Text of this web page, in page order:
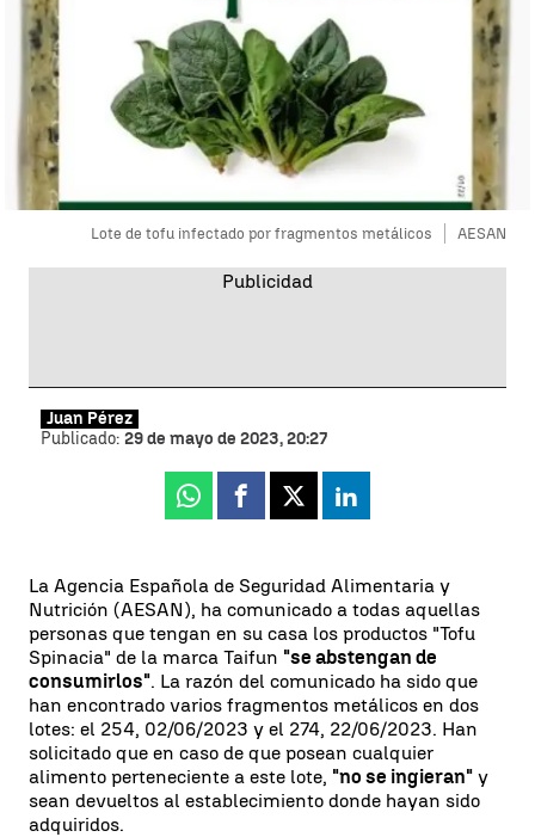
Lote de tofu infectado por fragmentos metálicos AESAN
Juan Pérez
Publicado: 29 de mayo de 2023, 20:27
Whatsapp
Facebook
X Linkedin
La Agencia Española de Seguridad Alimentaria y
Nutrición (AESAN), ha comunicado a todas aquellas
personas que tengan en su casa los productos "Tofu
Spinacia" de la marca Taifun "se abstengan de
consumirlos". La razón del comunicado ha sido que
han encontrado varios fragmentos metálicos en dos
lotes: el 254, 02/06/2023 y el 274, 22/06/2023. Han
solicitado que en caso de que posean cualquier
alimento perteneciente a este lote, "no se ingieran" y
sean devueltos al establecimiento donde hayan sido
adquiridos.